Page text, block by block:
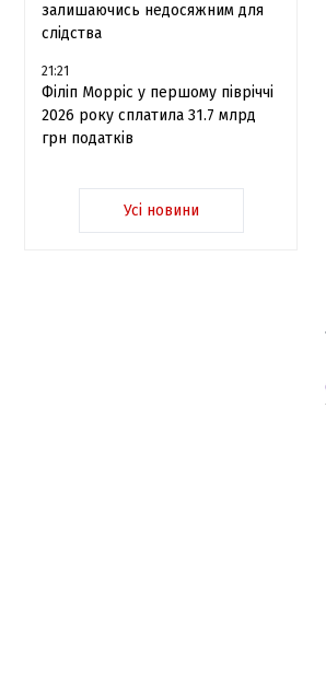
залишаючись недосяжним для
слідства
21:21
Філіп Морріс у першому півріччі
2026 року сплатила 31.7 млрд
грн податків
Усі новини